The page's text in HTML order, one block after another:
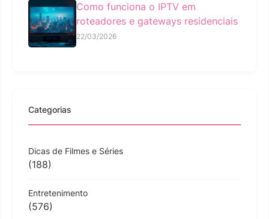
Como funciona o IPTV em
roteadores e gateways residenciais
22/03/2026
Categorias
Dicas de Filmes e Séries
(188)
Entretenimento
(576)